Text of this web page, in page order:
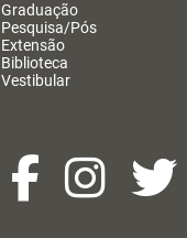
Graduação
Pesquisa/Pós
Extensão
Biblioteca
Vestibular